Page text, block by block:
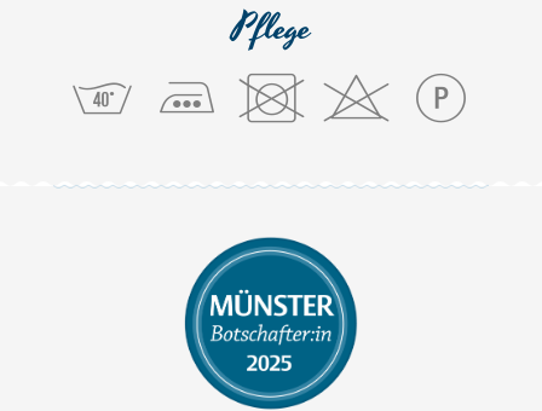
Pflege